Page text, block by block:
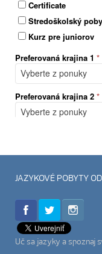
JAZYKOVÉ POBYTY
Uč sa jazyky a spoznaj